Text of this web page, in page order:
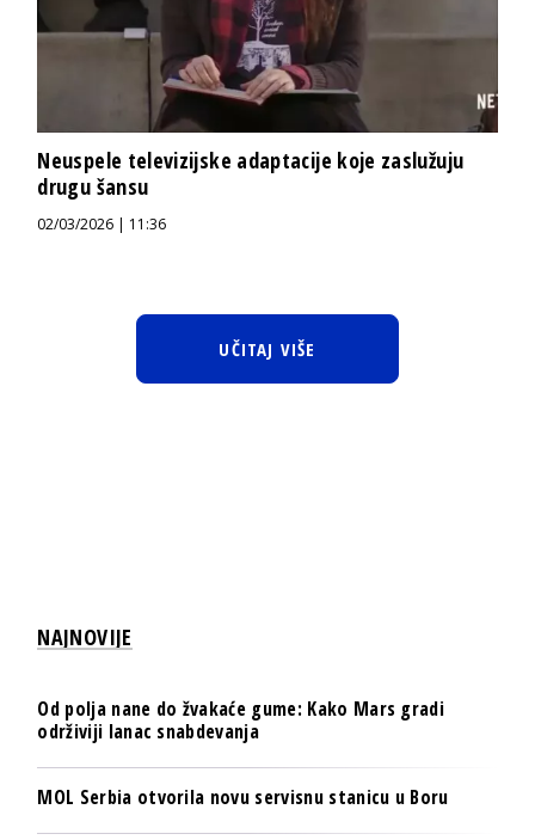
Neuspele televizijske adaptacije koje zaslužuju
drugu šansu
02/03/2026 | 11:36
UČITAJ VIŠE
NAJNOVIJE
Od polja nane do žvakaće gume: Kako Mars gradi
održiviji lanac snabdevanja
MOL Serbia otvorila novu servisnu stanicu u Boru